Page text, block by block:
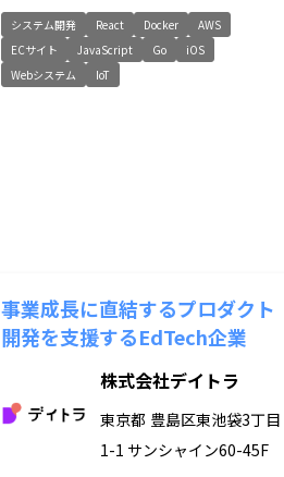
システム開発 React Docker
AWS
ECサイト
JavaScript Go
iOS
Webシステム
IoT
事業成長に直結するプロダクト
開発を支援するEdTech企業
株式会社デイトラ
東京都 豊島区東池袋3丁目
1-1 サンシャイン60-45F